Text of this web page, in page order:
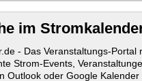
im
- Das Veranstaltungs-
Strom-Events,
Outlook oder Google Kalender